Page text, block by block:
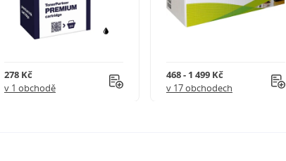
278 Kč
v 1 obchodě
468 - 1 499 Kč
v 17 obchodech